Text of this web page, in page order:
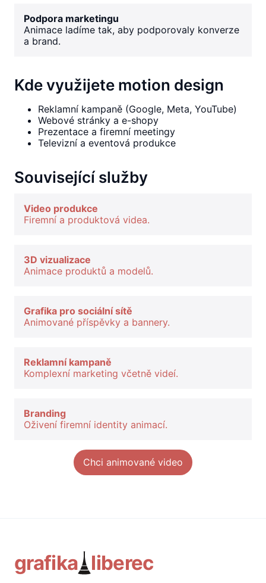
Podpora marketingu
Animace ladíme tak, aby podporovaly konverze
a brand.
Kde využijete motion design
Reklamní kampaně (Google, Meta, YouTube)
Webové stránky a e-shopy
Prezentace a firemní meetingy
Televizní a eventová produkce
Související služby
Video produkce
Firemní a produktová videa.
3D vizualizace
Animace produktů a modelů.
Grafika pro sociální sítě
Animované příspěvky a bannery.
Reklamní kampaně
Komplexní marketing včetně videí.
Branding
Oživení firemní identity animací.
Chci animované video
grafika liberec